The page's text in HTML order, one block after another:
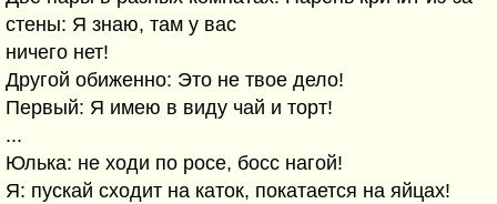
стены: Я знаю, там у вас
ничего нет!
Другой обиженно: Это не твое дело!
Первый: Я имею в виду чай и торт!
...
Юлька: не ходи по росе, босс нагой!
Я: пускай сходит на каток, покатается на яйцах!